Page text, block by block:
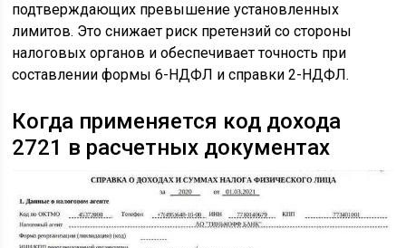
подтверждающих превышение установленных
лимитов. Это снижает риск претензий со стороны
налоговых органов и обеспечивает точность при
составлении формы 6-НДФЛ и справки 2-НДФЛ.
Когда применяется код дохода
2721 в расчетных документах